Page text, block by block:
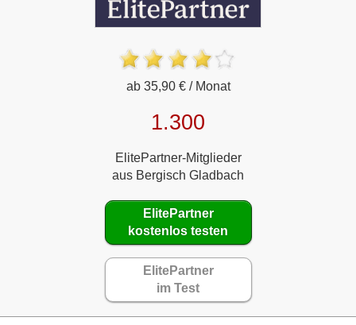
ab 35,90 € / Monat
1.300
ElitePartner-Mitglieder
aus Bergisch Gladbach
ElitePartner
kostenlos testen
ElitePartner
im Test